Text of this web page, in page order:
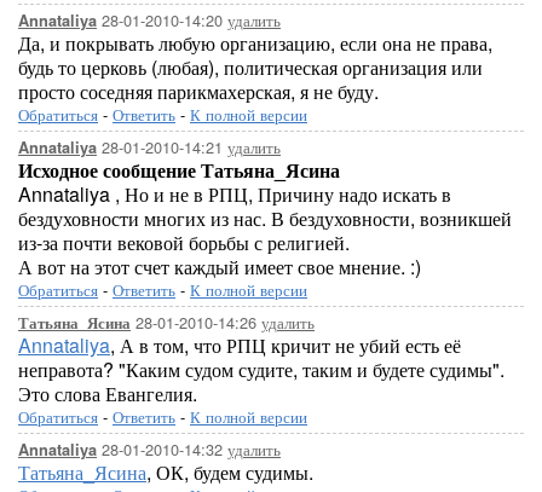
Annataliya 28-01-2010-14:20 удалить
Да, и покрывать любую организацию, если она не права,
будь то церковь (любая), политическая организация или
просто соседняя парикмахерская, я не буду.
Обратиться - Ответить - К полной версии
Annataliya 28-01-2010-14:21 удалить
Исходное сообщение Татьяна_Ясина
Annataliya , Но и не в РПЦ, Причину надо искать в
бездуховности многих из нас. В бездуховности, возникшей
из-за почти вековой борьбы с религией.
А вот на этот счет каждый имеет свое мнение. :)
Обратиться - Ответить - К полной версии
Татьяна_Ясина 28-01-2010-14:26 удалить
Annataliya, А в том, что РПЦ кричит не убий есть её
неправота? "Каким судом судите, таким и будете судимы".
Это слова Евангелия.
Обратиться - Ответить - К полной версии
Annataliya 28-01-2010-14:32 удалить
Татьяна_Ясина, ОК, будем судимы.